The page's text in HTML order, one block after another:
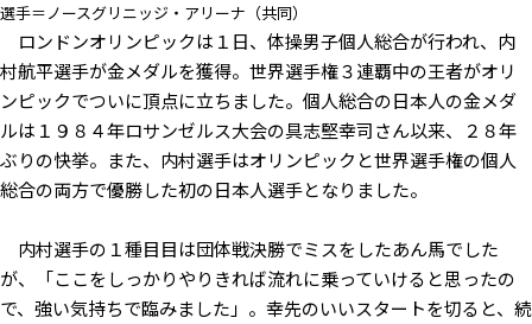
選手＝ノースグリニッジ・アリーナ（共同）
ロンドンオリンピックは１日、体操男子個人総合が行われ、内
村航平選手が金メダルを獲得。世界選手権３連覇中の王者がオリ
ンピックでついに頂点に立ちました。個人総合の日本人の金メダ
ルは１９８４年ロサンゼルス大会の具志堅幸司さん以来、２８年
ぶりの快挙。また、内村選手はオリンピックと世界選手権の個人
総合の両方で優勝した初の日本人選手となりました。
内村選手の１種目目は団体戦決勝でミスをしたあん馬でした
が、「ここをしっかりやりきれば流れに乗っていけると思ったの
で、強い気持ちで臨みました」。幸先のいいスタートを切ると、続